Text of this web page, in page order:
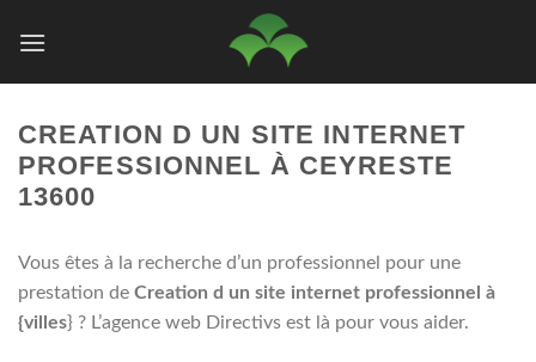
CREATION D UN SITE INTERNET
PROFESSIONNEL À CEYRESTE
13600
Vous êtes à la recherche d’un professionnel pour une
prestation de Creation d un site internet professionnel à
{villes} ? L’agence web Directivs est là pour vous aider.